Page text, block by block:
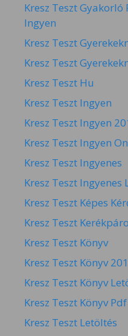
Kresz Teszt
Ingyen
Kresz Teszt
Kresz Teszt
Kresz Teszt Hu
Kresz Teszt Ingyen
Kresz Teszt Ingyen
Kresz Teszt Ingyen
Kresz Teszt Ingyenes
Kresz Teszt Ingyenes
Kresz Teszt Képes
Kresz Teszt
Kresz Teszt Könyv
Kresz Teszt Könyv
Kresz Teszt Könyv
Kresz Teszt Könyv Pdf
Kresz Teszt Letöltés